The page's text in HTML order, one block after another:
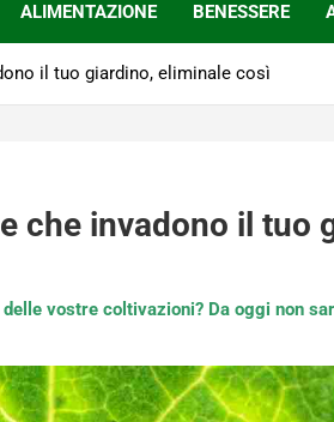
ALIMENTAZIONE BENESSERE
il tuo giardino, eliminale così
che invadono il tuo
delle vostre coltivazioni? Da oggi non